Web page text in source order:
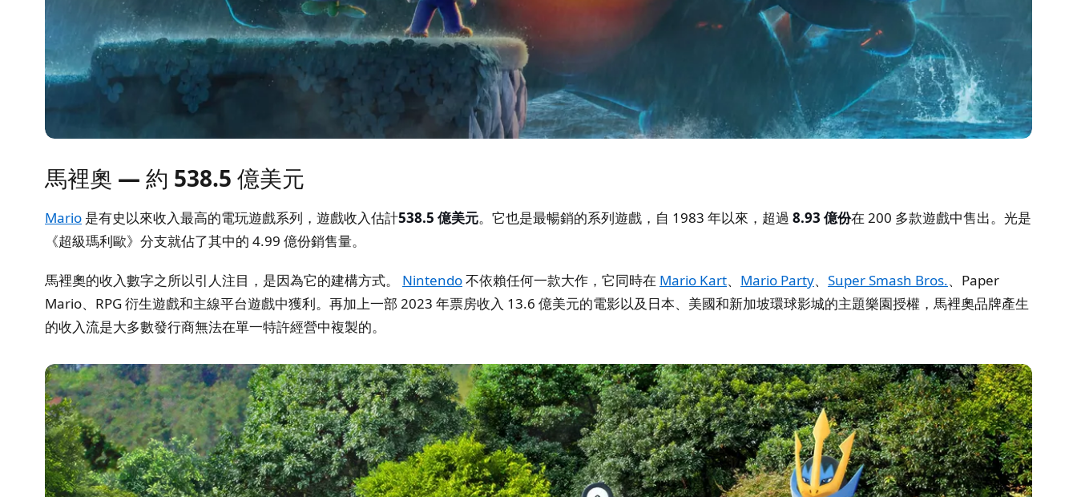
馬裡奧 — 約 538.5 億美元
Mario 是有史以來收入最高的電玩遊戲系列，遊戲收入估計538.5 億美元。它也是最暢銷的系列遊戲，自 1983 年以來，超過 8.93 億份在 200 多款遊戲中售出。光是
《超級瑪利歐》分支就佔了其中的 4.99 億份銷售量。
馬裡奧的收入數字之所以引人注目，是因為它的建構方式。 Nintendo不依賴任何一款大作，它同時在 Mario Kart、 Mario Party、 Super Smash Bros.、Paper
Mario、RPG 衍生遊戲和主線平台遊戲中獲利。再加上一部 2023 年票房收入 13.6 億美元的電影以及日本、美國和新加坡環球影城的主題樂園授權，馬裡奧品牌產生
的收入流是大多數發行商無法在單一特許經營中複製的。